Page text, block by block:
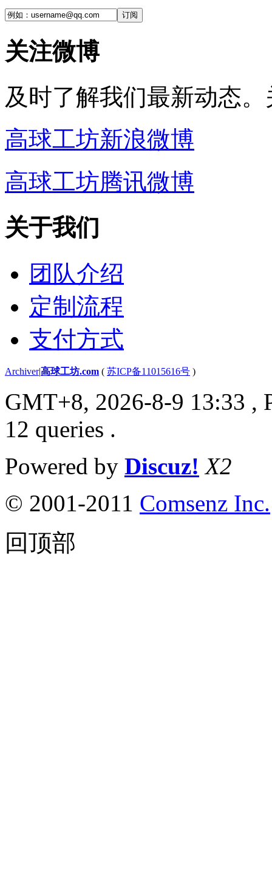
订阅
关注微博
及时了解我们最新动态
高球工坊新浪微博
高球工坊腾讯微博
关于我们
团队介绍
定制流程
支付方式
Archiver|高球工坊.com ( 苏ICP备11015616号 )
GMT+8, 2026-8-9 13:33 ,
12 queries .
Powered by Discuz! X2
© 2001-2011 Comsenz Inc.
回顶部